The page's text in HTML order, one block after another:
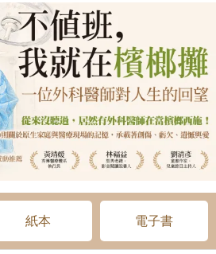
紙本 電子書